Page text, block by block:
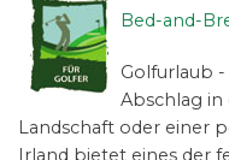
Bed-and-
Golfurlaub
Abschlag
Landschaft oder einer
Irland bietet eines der